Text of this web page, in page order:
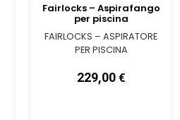
Fairlocks – Aspirafango
per piscina
FAIRLOCKS – ASPIRATORE
PER PISCINA
229,00 €